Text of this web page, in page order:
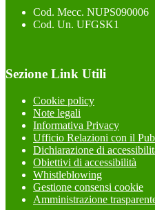
Cod. Mecc. NUPS090006
Cod. Un. UFGSK1
Sezione Link Utili
Cookie policy
Note legali
Informativa Privacy
Ufficio Relazioni con il
Dichiarazione di
Obiettivi di accessibilità
Whistleblowing
Gestione consensi cookie
Amministrazione